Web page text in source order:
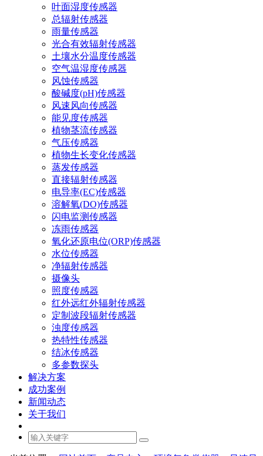
叶面湿度传感器
总辐射传感器
雨量传感器
光合有效辐射传感器
土壤水分温度传感器
空气温湿度传感器
风蚀传感器
酸碱度(pH)传感器
风速风向传感器
能见度传感器
植物茎流传感器
气压传感器
植物生长变化传感器
蒸发传感器
直接辐射传感器
电导率(EC)传感器
溶解氧(DO)传感器
闪电监测传感器
冻雨传感器
氧化还原电位(ORP)传感器
水位传感器
净辐射传感器
摄像头
照度传感器
红外远红外辐射传感器
定制波段辐射传感器
浊度传感器
热特性传感器
结冰传感器
多参数探头
解决方案
成功案例
新闻动态
关于我们